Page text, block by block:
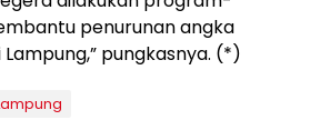
penurunan angka
pungkasnya. (*)